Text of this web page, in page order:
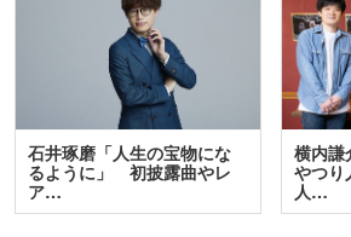
石井琢磨「人生の宝物にな
るように」 初披露曲やレ
ア…
横内謙
やつ
人…